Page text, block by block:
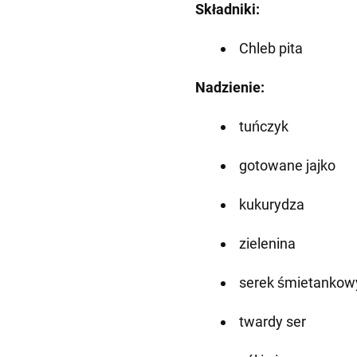
Składniki:
Chleb pita
Nadzienie:
tuńczyk
gotowane jajko
kukurydza
zielenina
serek
twardy ser